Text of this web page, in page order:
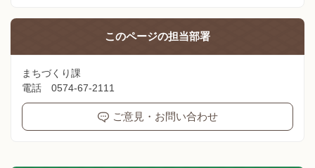
このページの担当部署
まちづくり課
電話 0574-67-2111
ご意見・お問い合わせ